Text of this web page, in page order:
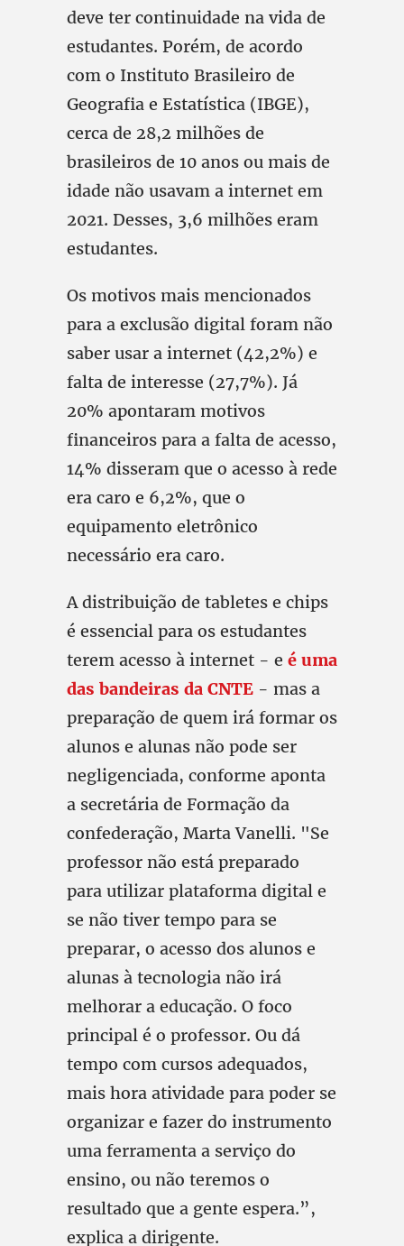
deve ter continuidade na vida de
estudantes. Porém, de acordo
com o Instituto Brasileiro de
Geografia e Estatística (IBGE),
cerca de 28,2 milhões de
brasileiros de 10 anos ou mais de
idade não usavam a internet em
2021. Desses, 3,6 milhões eram
estudantes.
Os motivos mais mencionados
para a exclusão digital foram não
saber usar a internet (42,2%) e
falta de interesse (27,7%). Já
20% apontaram motivos
financeiros para a falta de acesso,
14% disseram que o acesso à rede
era caro e 6,2%, que o
equipamento eletrônico
necessário era caro.
A distribuição de tabletes e chips
é essencial para os estudantes
terem acesso à internet - e é uma
das bandeiras da CNTE - mas a
preparação de quem irá formar os
alunos e alunas não pode ser
negligenciada, conforme aponta
a secretária de Formação da
confederação, Marta Vanelli. "Se
professor não está preparado
para utilizar plataforma digital e
se não tiver tempo para se
preparar, o acesso dos alunos e
alunas à tecnologia não irá
melhorar a educação. O foco
principal é o professor. Ou dá
tempo com cursos adequados,
mais hora atividade para poder se
organizar e fazer do instrumento
uma ferramenta a serviço do
ensino, ou não teremos o
resultado que a gente espera.”,
explica a dirigente.